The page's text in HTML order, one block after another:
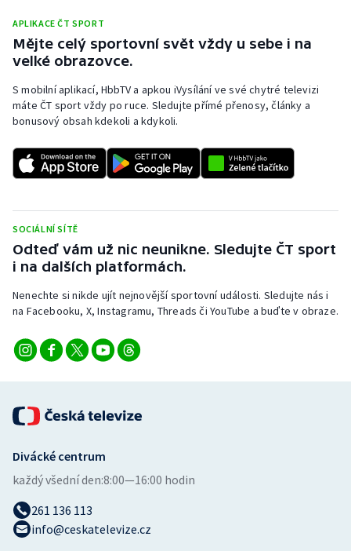
APLIKACE ČT SPORT
Mějte celý sportovní svět vždy u sebe i na
velké obrazovce.
S mobilní aplikací, HbbTV a apkou iVysílání ve své chytré televizi
máte ČT sport vždy po ruce. Sledujte přímé přenosy, články a
bonusový obsah kdekoli a kdykoli.
SOCIÁLNÍ SÍTĚ
Odteď vám už nic neunikne. Sledujte ČT sport
i na dalších platformách.
Nenechte si nikde ujít nejnovější sportovní události. Sledujte nás i
na Facebooku, X, Instagramu, Threads či YouTube a buďte v obraze.
Divácké centrum
každý všední den:8:00—16:00 hodin
261 136 113
info@ceskatelevize.cz